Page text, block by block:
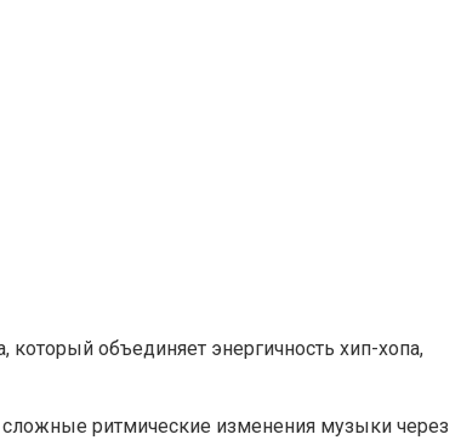
объединяет энергичность хип-хопа,
ритмические изменения музыки через